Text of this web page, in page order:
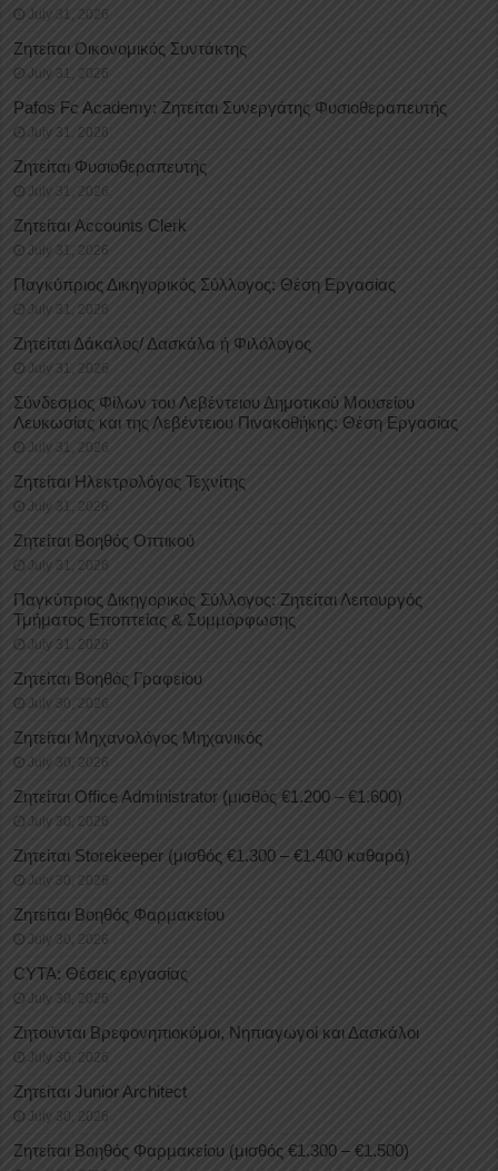
July 31, 2026
Ζητείται Οικονομικός Συντάκτης
July 31, 2026
Pafos Fc Academy: Ζητείται Συνεργάτης Φυσιοθεραπευτής
July 31, 2026
Ζητείται Φυσιοθεραπευτής
July 31, 2026
Ζητείται Accounts Clerk
July 31, 2026
Παγκύπριος Δικηγορικός Σύλλογος: Θέση Εργασίας
July 31, 2026
Ζητείται Δάκαλος/ Δασκάλα ή Φιλόλογος
July 31, 2026
Σύνδεσμος Φίλων του Λεβέντειου Δημοτικού Μουσείου
Λευκωσίας και της Λεβέντειου Πινακοθήκης: Θέση Εργασίας
July 31, 2026
Ζητείται Ηλεκτρολόγος Τεχνίτης
July 31, 2026
Ζητείται Βοηθός Οπτικού
July 31, 2026
Παγκύπριος Δικηγορικός Σύλλογος: Ζητείται Λειτουργός
Τμήματος Εποπτείας & Συμμόρφωσης
July 31, 2026
Ζητείται Βοηθός Γραφείου
July 30, 2026
Ζητείται Μηχανολόγος Μηχανικός
July 30, 2026
Ζητείται Office Administrator (μισθός €1.200 – €1.600)
July 30, 2026
Ζητείται Storekeeper (μισθός €1.300 – €1.400 καθαρά)
July 30, 2026
Ζητείται Βοηθός Φαρμακείου
July 30, 2026
CYTA: Θέσεις εργασίας
July 30, 2026
Ζητούνται Βρεφονηπιοκόμοι, Νηπιαγωγοί και Δασκάλοι
July 30, 2026
Ζητείται Junior Architect
July 30, 2026
Ζητείται Βοηθός Φαρμακείου (μισθός €1.300 – €1.500)